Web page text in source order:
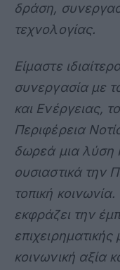
δράση,
τεχνολογίας.
Είμαστε
συνεργασία με
και Ενέργειας,
Περιφέρεια
δωρεά μια λύση
ουσιαστικά την
τοπική
εκφράζει την
κοινωνική αξία